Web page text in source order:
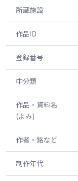
所蔵施設
作品ID
登録番号
中分類
作品・資料名
(よみ)
作者・銘など
制作年代